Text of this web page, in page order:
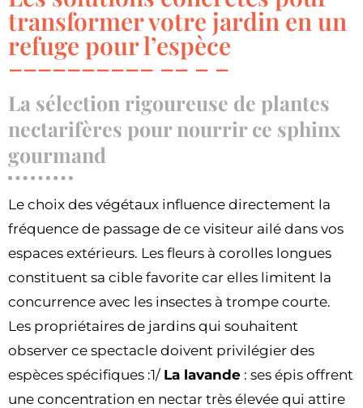
transformer votre jardin en un
refuge pour l’espèce
La sélection rigoureuse de plantes
nectarifères pour nourrir ce sphinx
gourmand
Le choix des végétaux influence directement la
fréquence de passage de ce visiteur ailé dans vos
espaces extérieurs. Les fleurs à corolles longues
constituent sa cible favorite car elles limitent la
concurrence avec les insectes à trompe courte.
Les propriétaires de jardins qui souhaitent
observer ce spectacle doivent privilégier des
espèces spécifiques :1/ La lavande : ses épis offrent
une concentration en nectar très élevée qui attire